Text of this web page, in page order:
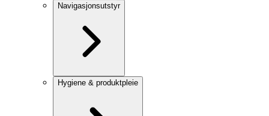
Navigasjonsutstyr
Hygiene & produktpleie